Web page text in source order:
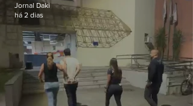
Jornal Daki
há 2 dias